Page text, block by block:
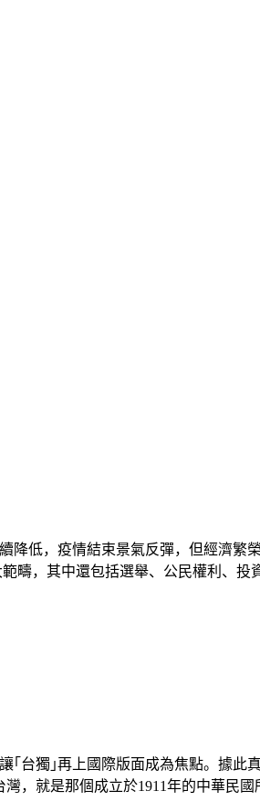
降低，疫情結束景氣反彈，但經濟繁
疇，其中還包括選舉、公民權利、投
｢台獨｣再上國際版面成為焦點。據此
，就是那個成立於1911年的中華民國